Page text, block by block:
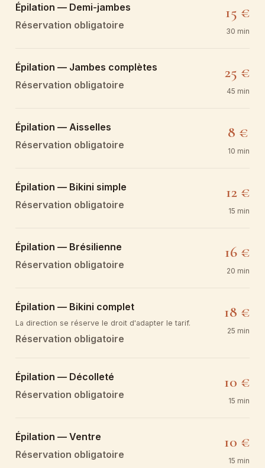
Épilation — Demi-jambes
Réservation obligatoire
15 €
30 min
Épilation — Jambes complètes
Réservation obligatoire
25 €
45 min
Épilation — Aisselles
Réservation obligatoire
8 €
10 min
Épilation — Bikini simple
Réservation obligatoire
12 €
15 min
Épilation — Brésilienne
Réservation obligatoire
16 €
20 min
Épilation — Bikini complet
La direction se réserve le droit d'adapter le tarif.
Réservation obligatoire
18 €
25 min
Épilation — Décolleté
Réservation obligatoire
10 €
15 min
Épilation — Ventre
Réservation obligatoire
10 €
15 min